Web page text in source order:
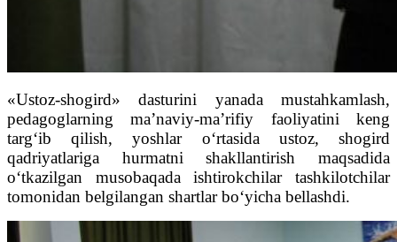
«Ustoz-shogird» dasturini yanada mustahkamlash,
pedagoglarning ma’naviy-ma’rifiy faoliyatini keng
targ‘ib qilish, yoshlar o‘rtasida ustoz, shogird
qadriyatlariga hurmatni shakllantirish maqsadida
o‘tkazilgan musobaqada ishtirokchilar tashkilotchilar
tomonidan belgilangan shartlar bo‘yicha bellashdi.